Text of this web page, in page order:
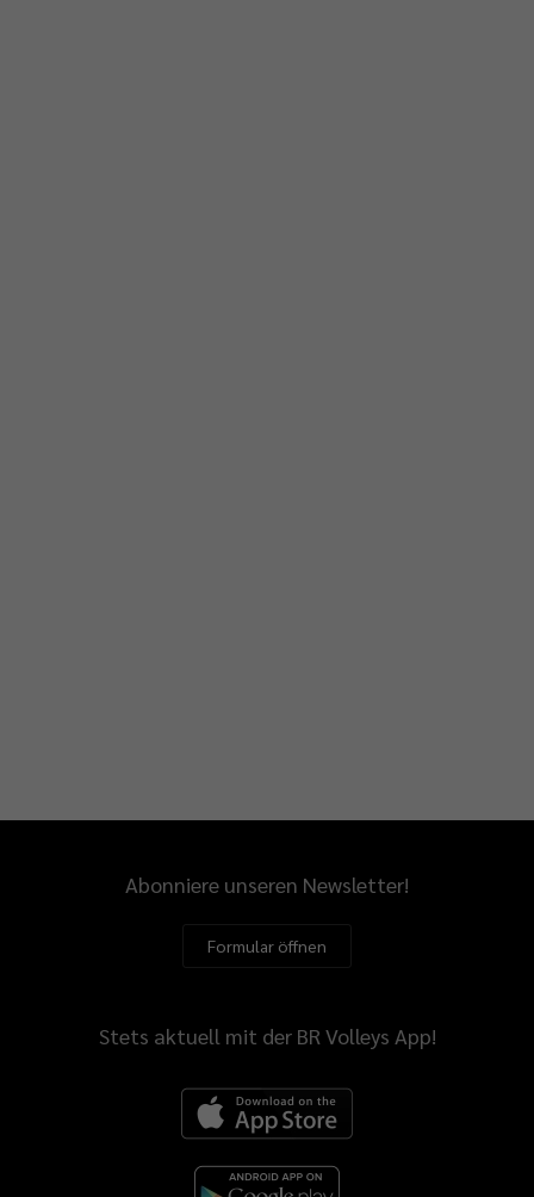
Abonniere unseren Newsletter!
Formular öffnen
Stets aktuell mit der BR Volleys App!